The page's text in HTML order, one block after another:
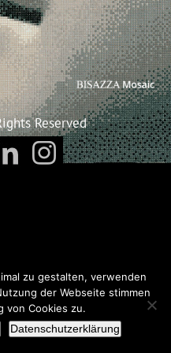
Reserved
zu gestalten, verwenden
der Webseite stimmen
von Cookies zu.
Datenschutzerklärung